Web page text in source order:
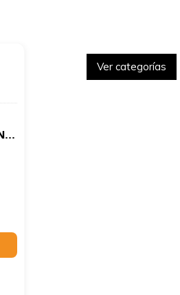
Ver categorías